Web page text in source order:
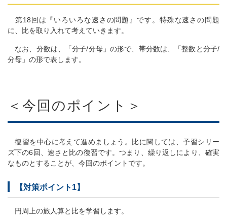
第18回は『いろいろな速さの問題』です。特殊な速さの問題
に、比を取り入れて考えていきます。
なお、分数は、「分子/分母」の形で、帯分数は、「整数と分子/
分母」の形で表します。
＜今回のポイント＞
復習を中心に考えて進めましょう。比に関しては、予習シリー
ズ下の6回、速さと比の復習です。つまり、繰り返しにより、確実
なものとすることが、今回のポイントです。
【対策ポイント1】
円周上の旅人算と比を学習します。